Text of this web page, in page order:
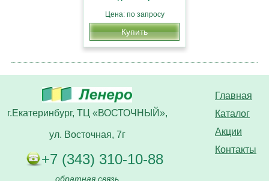
Цена: по запросу
Купить
Главная
Каталог
Акции
Контакты
г.Екатеринбург, ТЦ «ВОСТОЧНЫЙ»,
ул. Восточная, 7г
+7 (343) 310-10-88
обратная связь